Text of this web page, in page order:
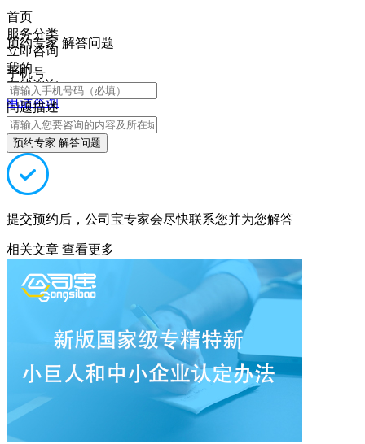
首页
服务分类
立即咨询
我的
在线咨询
电话咨询
预约专家 解答问题
手机号
问题描述
预约专家 解答问题
提交预约后，公司宝专家会尽快联系您并为您解答
相关文章 查看更多